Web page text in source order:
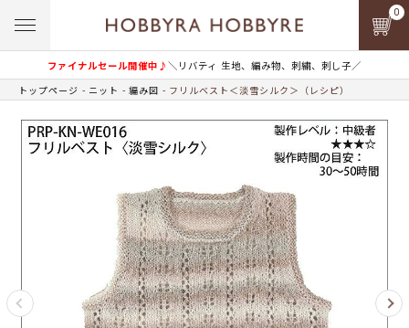
ファイナルセール開催中♪＼リバティ 生地、編み物、刺繍、刺し子／
0
トップページ ニット 編み図 フリルベスト＜淡雪シルク＞（レシピ）